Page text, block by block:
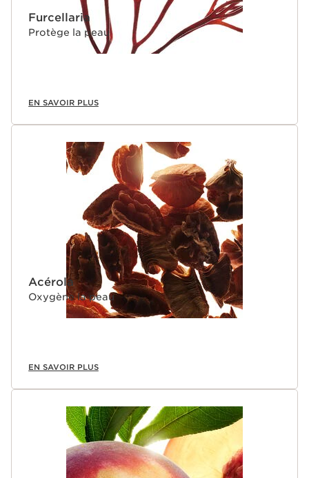
Furcellaria
Protège la peau
EN SAVOIR PLUS
Acérola
Oxygène la peau
EN SAVOIR PLUS